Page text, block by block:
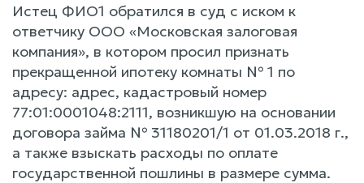
Истец ФИО1 обратился в суд с иском к
ответчику ООО «Московская залоговая
компания», в котором просил признать
прекращенной ипотеку комнаты № 1 по
адресу: адрес, кадастровый номер
77:01:0001048:2111, возникшую на основании
договора займа № 31180201/1 от 01.03.2018 г.,
а также взыскать расходы по оплате
государственной пошлины в размере сумма.